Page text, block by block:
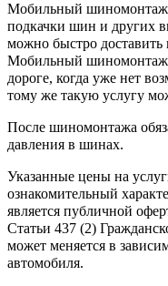
Мобильный шиномонтаж
подкачки шин и других
можно быстро доставить
Мобильный шиномонтаж
дороге, когда уже нет
тому же такую услугу
После шиномонтажа
давления в шинах.
Указанные цены на
ознакомительный
является публичной
Статьи 437 (2)
может меняется в
автомобиля.